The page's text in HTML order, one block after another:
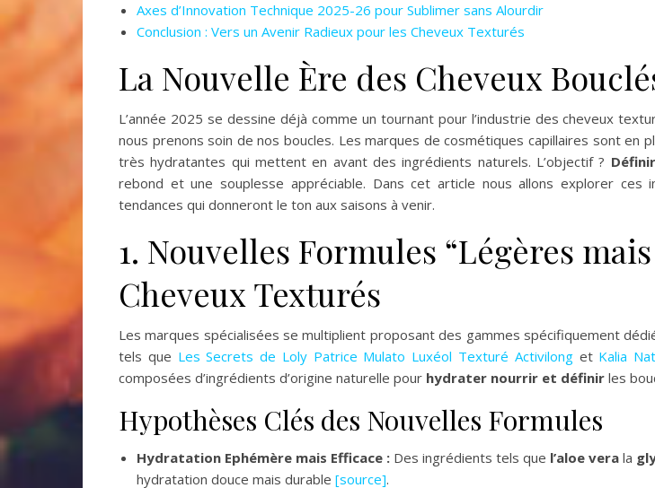
Axes d’Innovation Technique 2025-26 pour Sublimer sans Alourdir
Conclusion : Vers un Avenir Radieux pour les Cheveux Texturés
La Nouvelle Ère des Cheveux
L’année 2025 se dessine déjà comme un tournant pour l’industrie des cheveux
nous prenons soin de nos boucles. Les marques de cosmétiques capillaires sont
très hydratantes qui mettent en avant des ingrédients naturels. L’objectif ?
rebond et une souplesse appréciable. Dans cet article nous allons explorer
tendances qui donneront le ton aux saisons à venir.
1. Nouvelles Formules “Légères
Cheveux Texturés
Les marques spécialisées se multiplient proposant des gammes spécifiquement
tels que Les Secrets de Loly Patrice Mulato Luxéol Texturé Activilonget Kalia
composées d’ingrédients d’origine naturelle pour hydrater nourrir et définir les
Hypothèses Clés des Nouvelles Formules
Hydratation Ephémère mais Efficace : Des ingrédients tels que l’aloe vera la
hydratation douce mais durable [source].